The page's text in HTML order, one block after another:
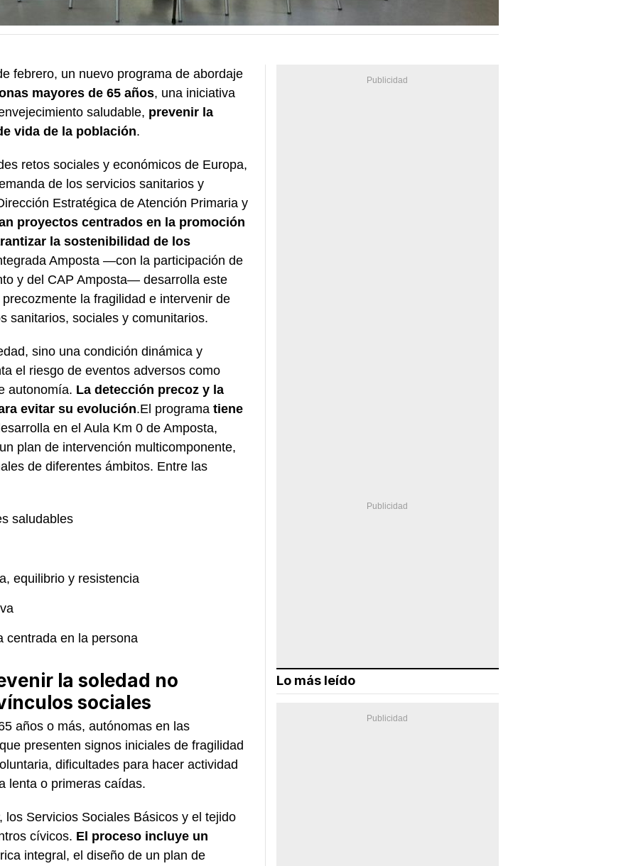
febrero, un nuevo programa de abordaje
mayores de 65 años, una iniciativa
saludable, prevenir la
vida de la población.
retos sociales y económicos de Europa,
de los servicios sanitarios y
Estratégica de Atención Primaria y
proyectos centrados en la promoción
la sostenibilidad de los
Amposta —con la participación de
y del CAP Amposta— desarrolla este
la fragilidad e intervenir de
sanitarios, sociales y comunitarios.
sino una condición dinámica y
el riesgo de eventos adversos como
autonomía. La detección precoz y la
evitar su evolución.El programa tiene
en el Aula Km 0 de Amposta,
plan de intervención multicomponente,
de diferentes ámbitos. Entre las
saludables
equilibrio y resistencia
centrada en la persona
la soledad no
sociales
años o más, autónomas en las
presenten signos iniciales de fragilidad
dificultades para hacer actividad
lenta o primeras caídas.
Servicios Sociales Básicos y el tejido
cívicos. El proceso incluye un
integral, el diseño de un plan de
Lo más leído